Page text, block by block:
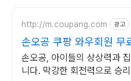
http://m.coupang.com 광고
손오공 쿠팡 와우회원 무
손오공, 아이들의 상상력과
니다. 막강한 회전력으로 승